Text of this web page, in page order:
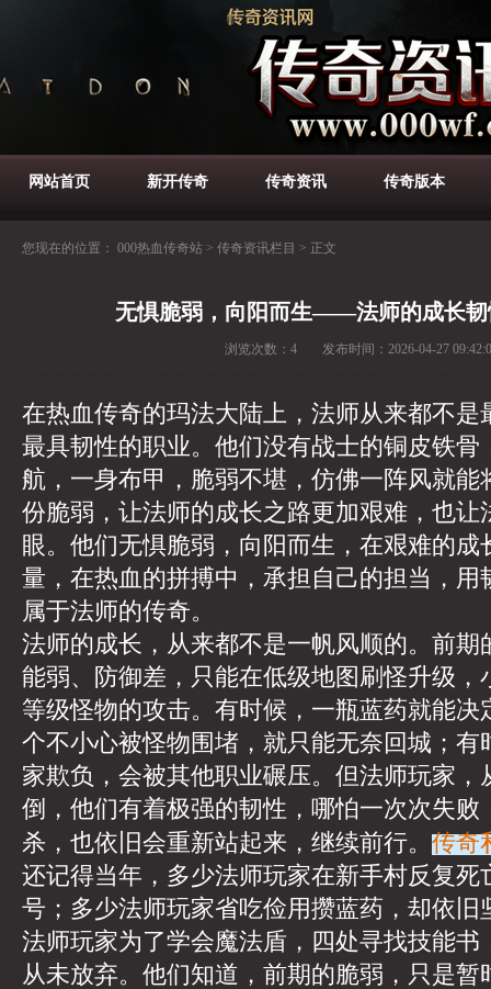
网站首页 新开传奇 传奇资讯 传奇版本
您现在的位置： 000热血传奇站 > 传奇资讯栏目 > 正文
无惧脆弱，向阳而生——法师的成长韧
浏览次数： 4 发布时间： 2026-04-27
在热血传奇的玛法大陆上，法师从来都不是
最具韧性的职业。他们没有战士的铜皮铁骨
航，一身布甲，脆弱不堪，仿佛一阵风就能
份脆弱，让法师的成长之路更加艰难，也让
眼。他们无惧脆弱，向阳而生，在艰难的成
量，在热血的拼搏中，承担自己的担当，用
属于法师的传奇。
法师的成长，从来都不是一帆风顺的。前期
能弱、防御差，只能在低级地图刷怪升级，
等级怪物的攻击。有时候，一瓶蓝药就能决
个不小心被怪物围堵，就只能无奈回城；有
家欺负，会被其他职业碾压。但法师玩家，
倒，他们有着极强的韧性，哪怕一次次失败
杀，也依旧会重新站起来，继续前行。 传奇
还记得当年，多少法师玩家在新手村反复死
号；多少法师玩家省吃俭用攒蓝药，却依旧
法师玩家为了学会魔法盾，四处寻找技能书
从未放弃。他们知道，前期的脆弱，只是暂